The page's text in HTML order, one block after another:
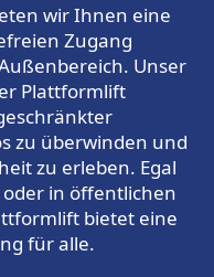
wir Ihnen eine
Zugang
Unser
Plattformlift
zu überwinden und
zu erleben. Egal
in öffentlichen
bietet eine
für alle.